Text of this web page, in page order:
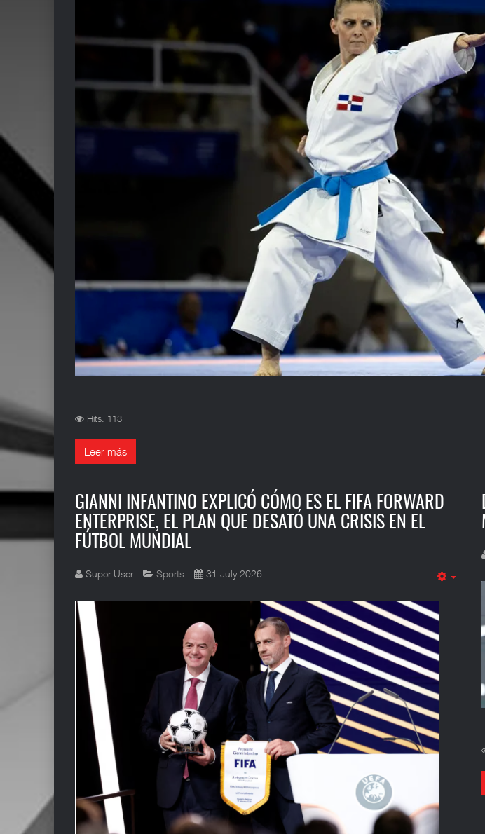
Hits: 113
Leer más
GIANNI INFANTINO EXPLICÓ CÓMO ES EL FIFA FORWARD
ENTERPRISE, EL PLAN QUE DESATÓ UNA CRISIS EN EL
FÚTBOL MUNDIAL
Empty
Super User Sports 31 July 2026